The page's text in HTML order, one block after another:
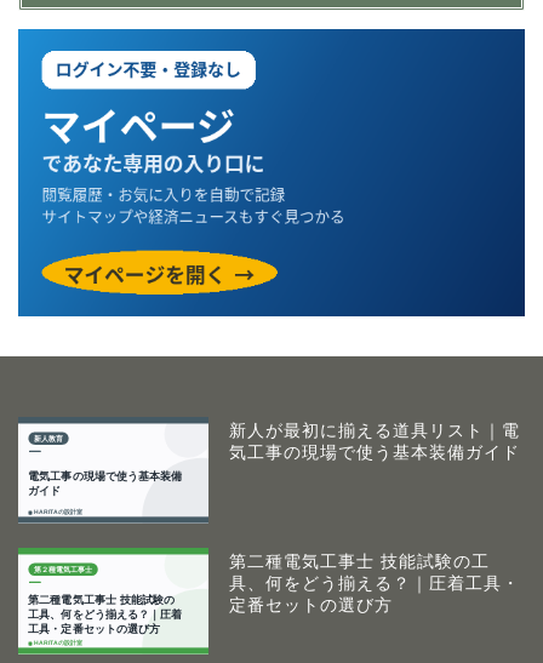
新人が最初に揃える道具リスト｜電
気工事の現場で使う基本装備ガイド
第二種電気工事士 技能試験の工
具、何をどう揃える？｜圧着工具・
定番セットの選び方